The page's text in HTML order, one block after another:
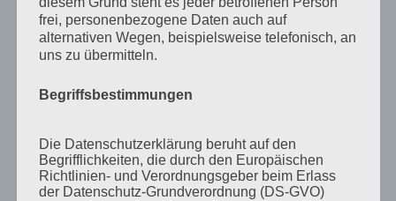
November 2011
Oktober 2011
August 2011
Juni 2011
Mai 2011
frei, personenbezogene Daten auch auf
alternativen Wegen, beispielsweise telefonisch, an
uns zu übermitteln.
Begriffsbestimmungen
Die Datenschutzerklärung beruht auf den
Begrifflichkeiten, die durch den Europäischen
Richtlinien- und Verordnungsgeber beim Erlass
der Datenschutz-Grundverordnung (DS-GVO)